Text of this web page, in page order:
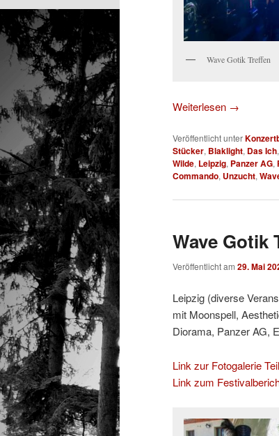
Wave Gotik Treffen
Weiterlesen →
Veröffentlicht unter
Stücker, Blaklight, Das Ich,
Wilde, Leipzig, Panzer AG,
Commando, Unzucht,
Wave Gotik
Veröffentlicht am 29. Mai
Leipzig (diverse
mit Moonspell,
Diorama, Panzer AG,
Link zur Fotogalerie
Link zum